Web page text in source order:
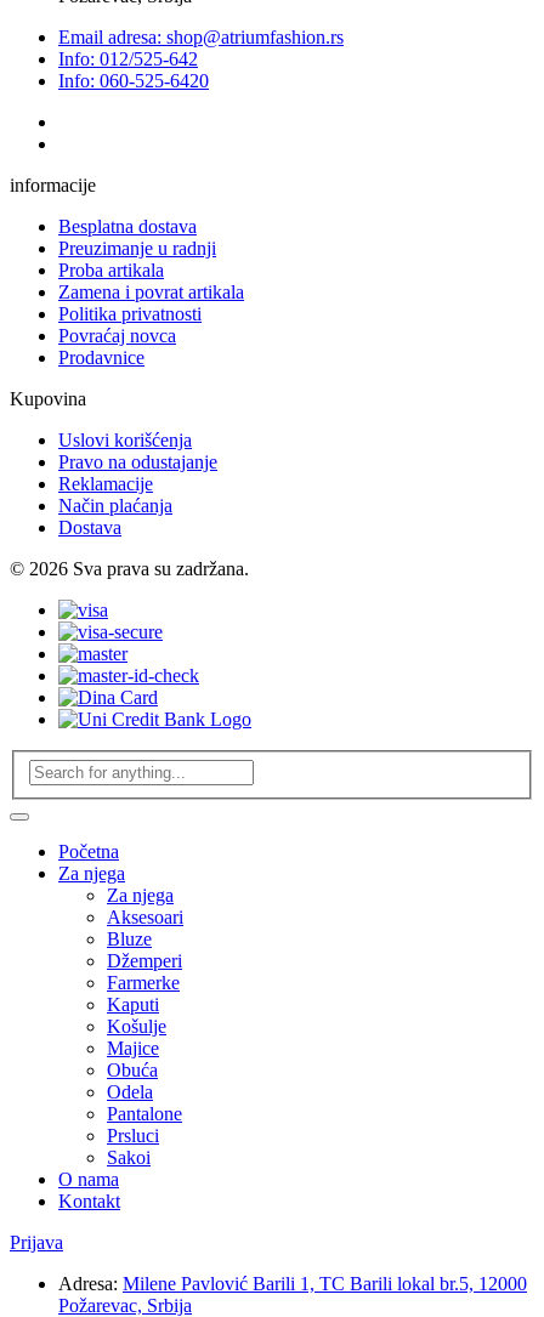
Email adresa: shop@atriumfashion.rs
Info: 012/525-642
Info: 060-525-6420
informacije
Besplatna dostava
Preuzimanje u radnji
Proba artikala
Zamena i povrat artikala
Politika privatnosti
Povraćaj novca
Prodavnice
Kupovina
Uslovi korišćenja
Pravo na odustajanje
Reklamacije
Način plaćanja
Dostava
© 2026 Sva prava su zadržana.
Početna
Za njega
Za njega
Aksesoari
Bluze
Džemperi
Farmerke
Kaputi
Košulje
Majice
Obuća
Odela
Pantalone
Prsluci
Sakoi
O nama
Kontakt
Prijava
Adresa: Milene Pavlović Barili 1, TC Barili lokal br.5, 12000
Požarevac, Srbija